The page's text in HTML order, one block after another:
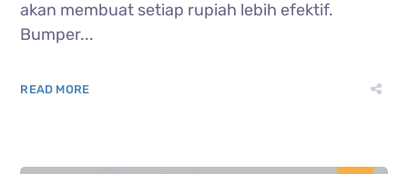
akan membuat setiap rupiah lebih efektif.
Bumper...
READ MORE